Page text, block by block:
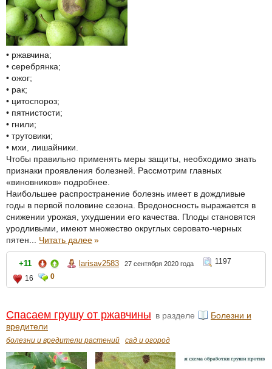
• ржавчина;
• серебрянка;
• ожог;
• рак;
• цитоспороз;
• пятнистости;
• гнили;
• трутовики;
• мхи, лишайники.
Чтобы правильно применять меры защиты, необходимо знать
признаки проявления болезней. Рассмотрим главных
«виновников» подробнее.
Наибольшее распространение болезнь имеет в дождливые
годы в первой половине сезона. Вредоносность выражается в
снижении урожая, ухудшении его качества. Плоды становятся
уродливыми, имеют множество округлых серовато-черных
пятен... Читать далее»
+11 larisav2583 27 сентября 2020 года
1197
16
0
Спасаем грушу от ржавчины в разделе
Болезни и
вредители
болезни и вредители растений сад и огород